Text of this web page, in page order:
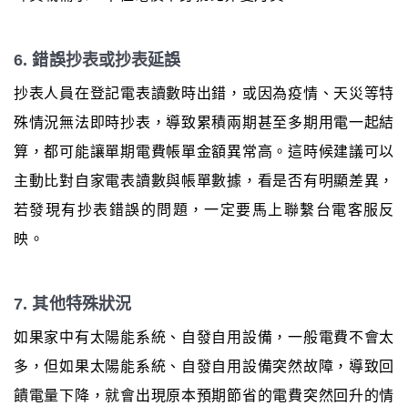
6. 錯誤抄表或抄表延誤
抄表人員在登記電表讀數時出錯，或因為疫情、天災等特
殊情況無法即時抄表，導致累積兩期甚至多期用電一起結
算，都可能讓單期電費帳單金額異常高。這時候建議可以
主動比對自家電表讀數與帳單數據，看是否有明顯差異，
若發現有抄表錯誤的問題，一定要馬上聯繫台電客服反
映。
7. 其他特殊狀況
如果家中有太陽能系統、自發自用設備，一般電費不會太
多，但如果太陽能系統、自發自用設備突然故障，導致回
饋電量下降，就會出現原本預期節省的電費突然回升的情